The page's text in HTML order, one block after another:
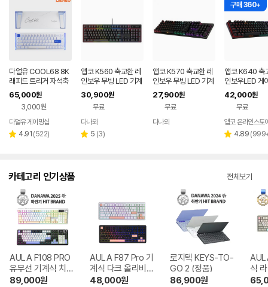
다얼유 COOL68 8K
래피드 트리거 자석축
게이밍 키보드
65,000원
3,000원
다얼유 게이밍샵
별 4.91 리
(522)
앱코 K560 축교환 레
인보우 무빙 LED 기계
식 블랙 (적축)
30,900원
무료
페이
다나와
별 5 리
(3)
앱코 K570 축교환 레
인보우 무빙 LED 기계
식 키보드 (갈축)
27,900원
무료
다나와
구매 360+
앱코 K640 축
인보우LED 게
계식 키보드 N
축
42,000원
무료
앱코 온라인스토
별 4.89 리
(
카테고리 인기상품 전체보기
AULA F108 PRO
유무선 기계식 치즈
화이트 한글
89,000원
AULA F87 Pro 기
계식 다크 올리비아
한글
48,000원
로지텍 KEYS-TO-
GO 2 (정품)
86,900원
식